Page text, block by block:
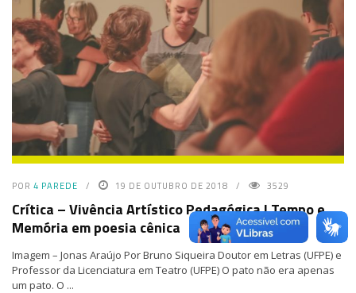
POR 4 PAREDE 19 DE OUTUBRO DE 2018 3529
Crítica – Vivência Artístico Pedagógica | Tempo e
Memória em poesia cênica
Imagem – Jonas Araújo Por Bruno Siqueira Doutor em Letras (UFPE) e
Professor da Licenciatura em Teatro (UFPE) O pato não era apenas
um pato. O ...